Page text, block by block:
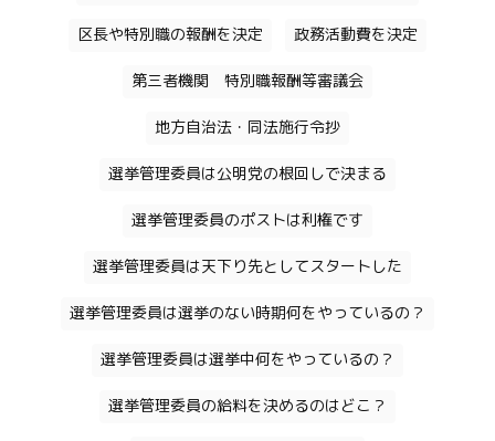
区長や特別職の報酬を決定 政務活動費を決定
第三者機関 特別職報酬等審議会
地方自治法・同法施行令抄
選挙管理委員は公明党の根回しで決まる
選挙管理委員のポストは利権です
選挙管理委員は天下り先としてスタートした
選挙管理委員は選挙のない時期何をやっているの？
選挙管理委員は選挙中何をやっているの？
選挙管理委員の給料を決めるのはどこ？